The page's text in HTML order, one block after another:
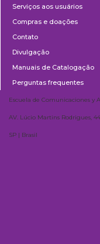
Serviços aos usuários
Compras e doações
Contato
Divulgação
Manuais de Catalogação
Perguntas frequentes
Escuela de Comunicaciones y
AV. Lúcio Martins Rodrigues,
SP | Brasil